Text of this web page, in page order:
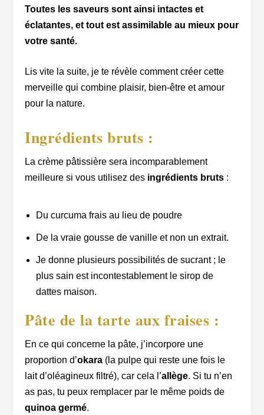
Toutes les saveurs sont ainsi intactes et
éclatantes, et tout est assimilable au mieux pour
votre santé.
Lis vite la suite, je te révèle comment créer cette
merveille qui combine plaisir, bien-être et amour
pour la nature.
Ingrédients bruts :
La crème pâtissière sera incomparablement
meilleure si vous utilisez des ingrédients bruts :
Du curcuma frais au lieu de poudre
De la vraie gousse de vanille et non un extrait.
Je donne plusieurs possibilités de sucrant ; le
plus sain est incontestablement le sirop de
dattes maison.
Pâte de la tarte aux fraises :
En ce qui concerne la pâte, j’incorpore une
proportion d’okara (la pulpe qui reste une fois le
lait d’oléagineux filtré), car cela l’allège. Si tu n’en
as pas, tu peux remplacer par le même poids de
quinoa germé.